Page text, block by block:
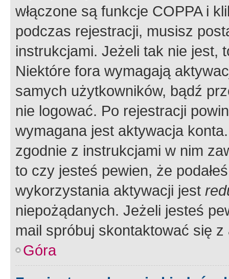
włączone są funkcje COPPA i
podczas rejestracji, musisz
instrukcjami. Jeżeli tak nie jest,
Niektóre fora wymagają
samych użytkowników, bądź
nie logować. Po rejestracji
wymagana jest aktywacja
zgodnie z instrukcjami w nim
to czy jesteś pewien, że
wykorzystania aktywacji jest
niepożądanych. Jeżeli jesteś
mail spróbuj skontaktować się
Góra